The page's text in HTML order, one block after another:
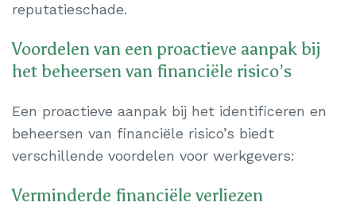
reputatieschade.
Voordelen van een proactieve aanpak bij
het beheersen van financiële risico’s
Een proactieve aanpak bij het identificeren en
beheersen van financiële risico’s biedt
verschillende voordelen voor werkgevers:
Verminderde financiële verliezen